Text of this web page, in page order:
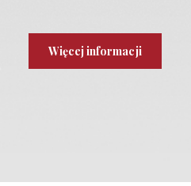
Więcej informacji